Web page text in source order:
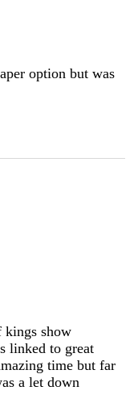
option but was
kings show
linked to great
time but far
a let down